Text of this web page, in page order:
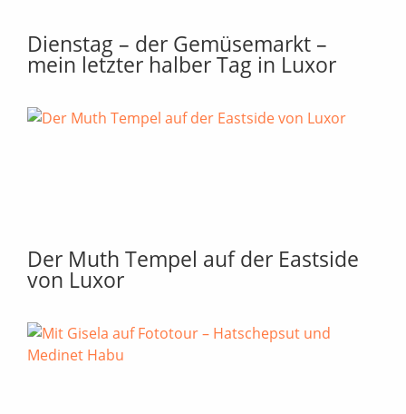
Dienstag – der Gemüsemarkt –
mein letzter halber Tag in Luxor
Der Muth Tempel auf der Eastside
von Luxor